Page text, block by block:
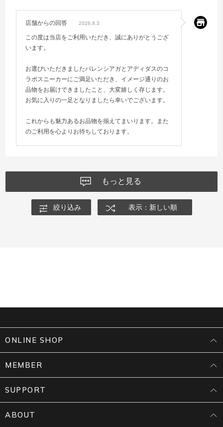
店舗からの回答 2026.8.3
この度は当店をご利用いただき、誠にありがとうござ
います。
お選びいただきましたバレンシアガとアディダスのコ
ラボスニーカーにご満足いただき、イメージ通りのお
品物をお届けできましたこと、大変嬉しく存じます。
お気に入りの一足となりましたら幸いでございます。
これからも魅力あるお品物を揃えてまいります。また
のご利用を心よりお待ちしております。
もっと見る
絞り込み 表示：新しい順
ONLINE SHOP
MEMBER
SUPPORT
ABOUT